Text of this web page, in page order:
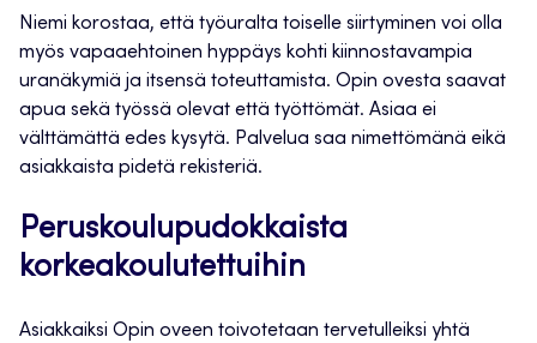
Niemi korostaa, että työuralta toiselle siirtyminen voi olla
myös vapaaehtoinen hyppäys kohti kiinnostavampia
uranäkymiä ja itsensä toteuttamista. Opin ovesta saavat
apua sekä työssä olevat että työttömät. Asiaa ei
välttämättä edes kysytä. Palvelua saa nimettömänä eikä
asiakkaista pidetä rekisteriä.
Peruskoulupudokkaista
korkeakoulutettuihin
Asiakkaiksi Opin oveen toivotetaan tervetulleiksi yhtä